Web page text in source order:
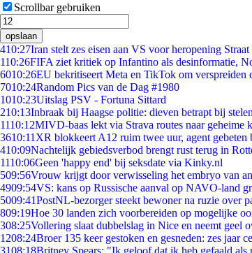
Scrollbar gebruiken
opslaan
410:27Iran stelt zes eisen aan VS voor heropening
110:26FIFA ziet kritiek op Infantino als desinformatie,
6010:26EU bekritiseert Meta en TikTok om verspreiden
7010:24Random Pics van de Dag #1980
1010:23Uitslag PSV - Fortuna Sittard
210:13Inbraak bij Haagse politie: dieven betrapt bij
1110:12MIVD-baas lekt via Strava routes naar geheime
3610:11 XR blokkeert A12 ruim twee uur, agent gebeten
410:09Nachtelijk gebiedsverbod brengt rust terug in
1110:06Geen 'happy end' bij seksdate via Kinky.nl
509:56Vrouw krijgt door verwisseling het embryo van
4909:54VS: kans op Russische aanval op NAVO-land
5009:41PostNL-bezorger steekt bewoner na ruzie over
809:19Hoe 30 landen zich voorbereiden op mogelijke
308:25Vollering slaat dubbelslag in Nice en neemt geel
1208:24Broer 135 keer gestoken en gesneden: zes jaar
3108:18Britney Spears: "Ik geloof dat ik heb gefaald als